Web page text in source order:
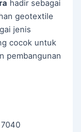
hadir sebagai
geotextile
jenis
cocok untuk
pembangunan